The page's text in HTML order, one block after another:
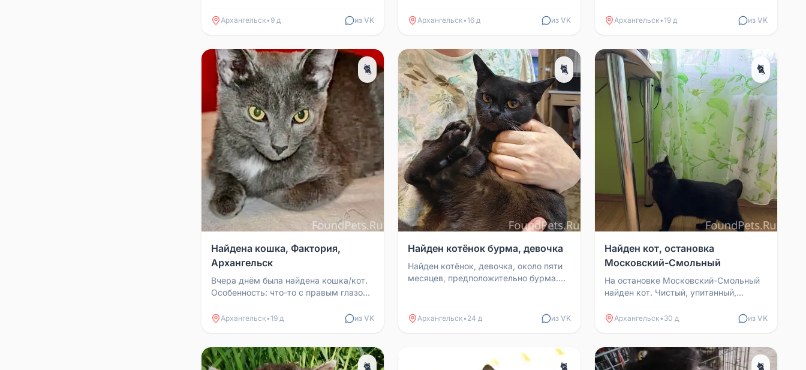
хозяев. Рядом Сев...
Архангельск• 9 д из VK Архангельск•16 д из VK Архангельск•19 д из VK
🐈
Найдена кошка, Фактория,
Архангельск
Вчера днём была найдена кошка/кот.
Особенность: что-то с правым глазом,
Кошка в дико...
Архангельск•19 д из VK
🐈
Найден котёнок бурма, девочка
Найден котёнок, девочка, около пяти
месяцев, предположительно бурма.
Архангельск• 24 д из VK
🐈
Найден кот, остановка
Московский-Смольный
На остановке Московский-Смольный
найден кот. Чистый, упитанный,
на груди и животе есть...
Архангельск• 30 д из VK
🐈 🐈 🐈